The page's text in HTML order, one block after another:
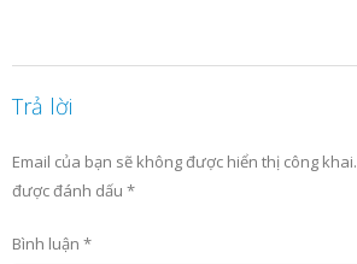
Trả lời
Email của bạn sẽ không được hiển thị công khai.
được đánh dấu *
Bình luận *